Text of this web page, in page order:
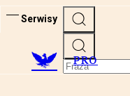
Serwisy
PRO